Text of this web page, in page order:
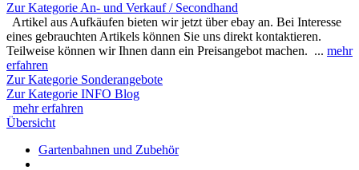
Zur Kategorie An- und Verkauf / Secondhand
Artikel aus Aufkäufen bieten wir jetzt über ebay an. Bei Interesse
eines gebrauchten Artikels können Sie uns direkt kontaktieren.
Teilweise können wir Ihnen dann ein Preisangebot machen. ... mehr
erfahren
Zur Kategorie Sonderangebote
Zur Kategorie INFO Blog
mehr erfahren
Übersicht
Gartenbahnen und Zubehör